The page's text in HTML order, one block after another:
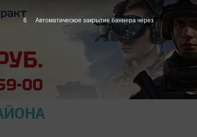
5 Автоматическое закрытие баннера через